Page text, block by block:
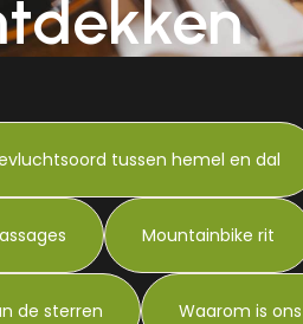
tussen hemel en dal
Mountainbike rit
de sterren Waarom is